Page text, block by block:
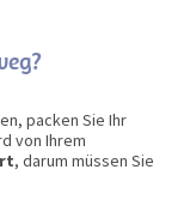
packen Sie Ihr
von Ihrem
, darum müssen Sie